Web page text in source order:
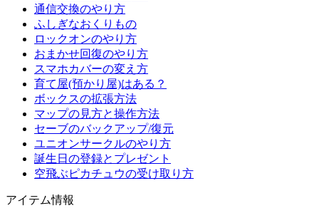
通信交換のやり方
ふしぎなおくりもの
ロックオンのやり方
おまかせ回復のやり方
スマホカバーの変え方
育て屋(預かり屋)はある？
ボックスの拡張方法
マップの見方と操作方法
セーブのバックアップ/復元
ユニオンサークルのやり方
誕生日の登録とプレゼント
空飛ぶピカチュウの受け取り方
アイテム情報